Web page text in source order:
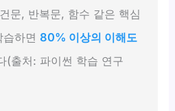
문, 반복문, 함수 같은 핵심
습하면80% 이상의 이해도
(출처: 파이썬 학습 연구